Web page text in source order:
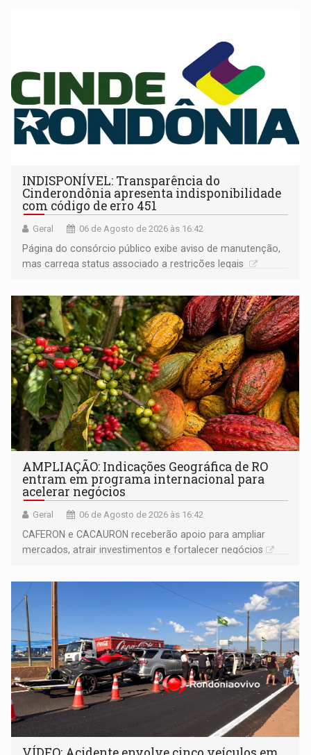
INDISPONÍVEL: Transparência do
Cinderondônia apresenta indisponibilidade
com código de erro 451
Geral 06 de Agosto de 2026 às 16:42
Página do consórcio público exibe aviso de manutenção,
mas carrega status associado a restrições legais
AMPLIAÇÃO: Indicações Geográfica de RO
entram em programa internacional para
acelerar negócios
Geral 06 de Agosto de 2026 às 16:42
CAFERON e CACAURON receberão apoio para ampliar
mercados, atrair investimentos e fortalecer negócios